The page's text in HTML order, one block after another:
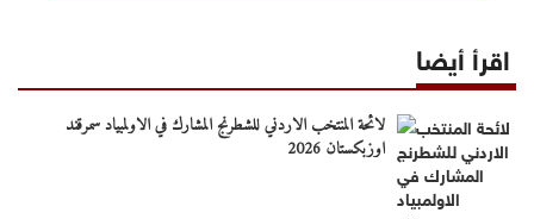
اقرأ أيضا
لائحة المنتخب الاردني للشطرنج المشارك في الاولمبياد سمرقند
اوزبكستان 2026